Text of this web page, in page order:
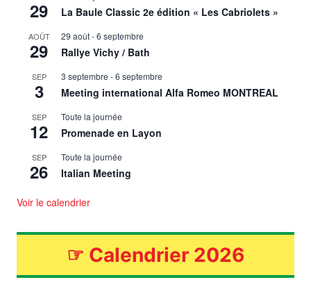
29 La Baule Classic 2e édition « Les Cabriolets »
AOÛT
29
29 août-6 septembre
Rallye Vichy / Bath
SEP
3
3 septembre -6 septembre
Meeting international Alfa Romeo MONTREAL
SEP
12
Toute la journée
Promenade en Layon
SEP
26
Toute la journée
Italian Meeting
Voir le calendrier
☞ Calendrier 2026